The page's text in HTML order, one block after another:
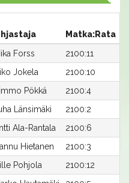
Matka:Rata
Forss 2100:11
Jokela 2100:10
Pökkä 2100:4
Länsimäki 2100:2
Ala-Rantala 2100:6
Hietanen 2100:3
Pohjola 2100:12